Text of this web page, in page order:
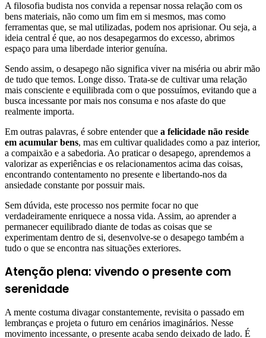
A filosofia budista nos convida a repensar nossa relação com os
bens materiais, não como um fim em si mesmos, mas como
ferramentas que, se mal utilizadas, podem nos aprisionar. Ou seja, a
ideia central é que, ao nos desapegarmos do excesso, abrimos
espaço para uma liberdade interior genuína.
Sendo assim, o desapego não significa viver na miséria ou abrir mão
de tudo que temos. Longe disso. Trata-se de cultivar uma relação
mais consciente e equilibrada com o que possuímos, evitando que a
busca incessante por mais nos consuma e nos afaste do que
realmente importa.
Em outras palavras, é sobre entender que a felicidade não reside
em acumular bens, mas em cultivar qualidades como a paz interior,
a compaixão e a sabedoria. Ao praticar o desapego, aprendemos a
valorizar as experiências e os relacionamentos acima das coisas,
encontrando contentamento no presente e libertando-nos da
ansiedade constante por possuir mais.
Sem dúvida, este processo nos permite focar no que
verdadeiramente enriquece a nossa vida. Assim, ao aprender a
permanecer equilibrado diante de todas as coisas que se
experimentam dentro de si, desenvolve-se o desapego também a
tudo o que se encontra nas situações exteriores.
Atenção plena: vivendo o presente com
serenidade
A mente costuma divagar constantemente, revisita o passado em
lembranças e projeta o futuro em cenários imaginários. Nesse
movimento incessante, o presente acaba sendo deixado de lado. É